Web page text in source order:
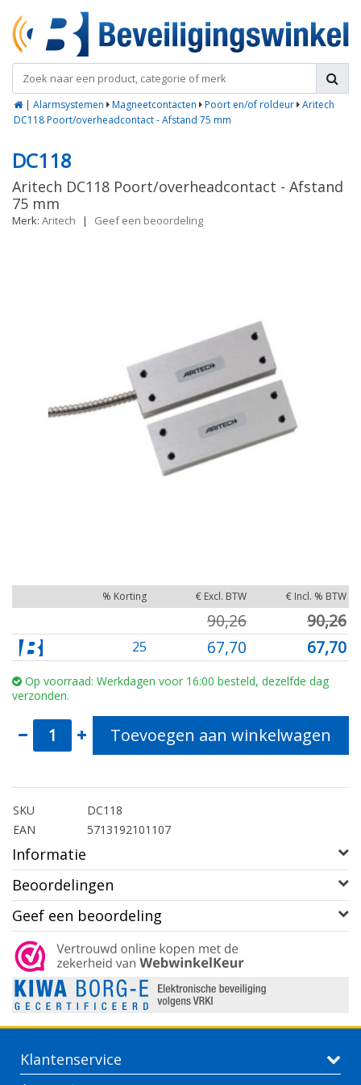
| Alarmsystemen Magneetcontacten Poort en/of roldeur Aritech
DC118 Poort/overheadcontact - Afstand 75 mm
DC118
Aritech DC118 Poort/overheadcontact - Afstand
75 mm
Merk: Aritech | Geef een beoordeling
% Korting € Excl. BTW € Incl. % BTW
90,26 90,26
25 67,70 67,70
Op voorraad: Werkdagen voor 16:00 besteld, dezelfde dag
verzonden.
Toevoegen aan winkelwagen
SKU
DC118
EAN
5713192101107
Informatie
Beoordelingen
Geef een beoordeling
Klantenservice